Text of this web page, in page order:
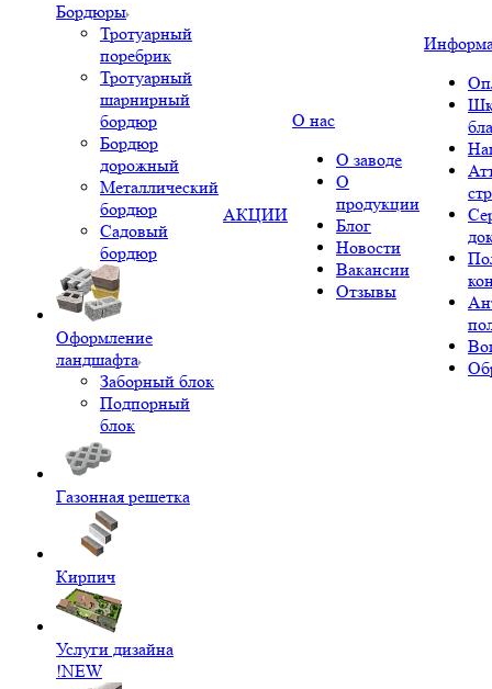
Бордюры
Тротуарный
поребрик
Тротуарный
шарнирный
бордюр
Бордюр
дорожный
Металлический
бордюр
Садовый
бордюр
Оформление
ландшафта
Заборный блок
Подпорный
блок
Газонная решетка
Кирпич
Услуги дизайна
!NEW
АКЦИИ
О нас
О заводе
О
продукции
Блог
Новости
Вакансии
Отзывы